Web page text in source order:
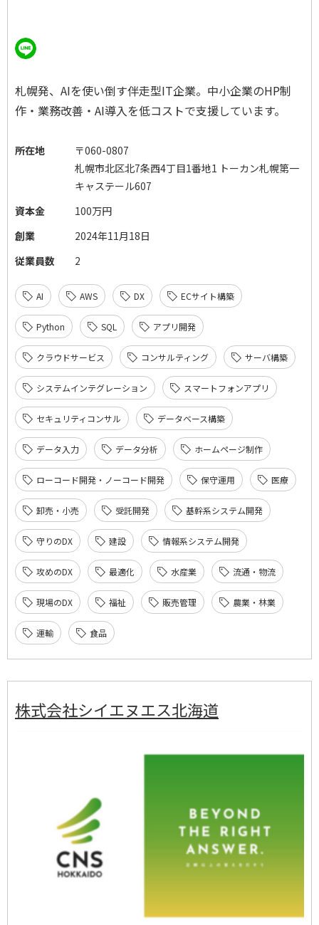
札幌発、AIを使い倒す伴走型IT企業。中小企業のHP制
作・業務改善・AI導入を低コストで支援しています。
所在地
〒060-0807
札幌市北区北7条西4丁目1番地1 トーカン札幌第一
キャステール607
資本金
100万円
創業
2024年11月18日
従業員数
2
AI AWS DX ECサイト構築
Python SQL アプリ開発
クラウドサービス コンサルティング サーバ構築
システムインテグレーション スマートフォンアプリ
セキュリティコンサル データベース構築
データ入力 データ分析 ホームページ制作
ローコード開発・ノーコード開発 保守運用 医療
卸売・小売 受託開発 基幹系システム開発
守りのDX 建設 情報系システム開発
攻めのDX 最適化 水産業 流通・物流
現場のDX 福祉 販売管理 農業・林業
運輸 食品
株式会社シイエヌエス北海道